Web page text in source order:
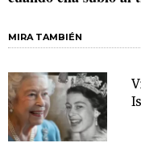
MIRA TAMBIÉN